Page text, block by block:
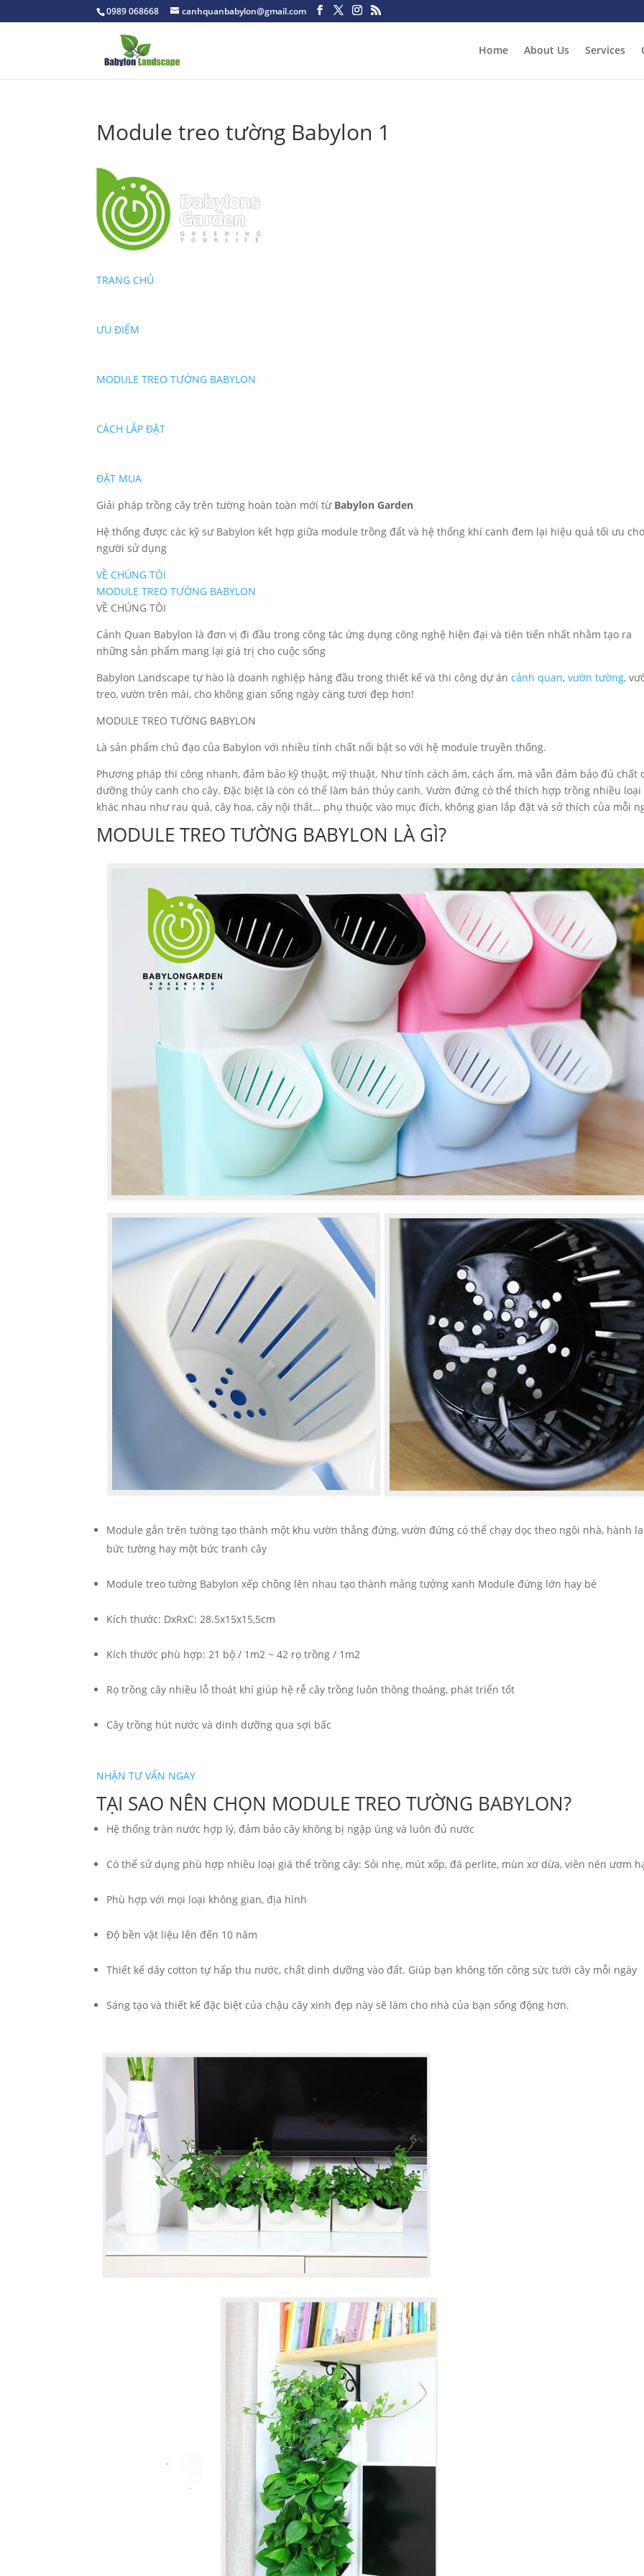
0989 068668 canhquanbabylon@gmail.com
Home About Us Services
Module treo tường Babylon 1
TRANG CHỦ
ƯU ĐIỂM
MODULE TREO TƯỜNG BABYLON
CÁCH LẮP ĐẶT
ĐẶT MUA
Giải pháp trồng cây trên tường hoàn toàn mới từ Babylon Garden
Hệ thống được các kỹ sư Babylon kết hợp giữa module trồng đất và hệ thống khí canh đem lại hiệu quả tối ưu
người sử dụng
VỀ CHÚNG TÔI
MODULE TREO TƯỜNG BABYLON
VỀ CHÚNG TÔI
Cảnh Quan Babylon là đơn vị đi đầu trong công tác ứng dụng công nghệ hiện đại và tiên tiến nhất nhằm tạo ra
những sản phẩm mang lại giá trị cho cuộc sống
Babylon Landscape tự hào là doanh nghiệp hàng đầu trong thiết kế và thi công dự áncảnh quan,vườn tường,
treo, vườn trên mái, cho không gian sống ngày càng tươi đẹp hơn!
MODULE TREO TƯỜNG BABYLON
Là sản phẩm chủ đạo của Babylon với nhiều tính chất nổi bật so với hệ module truyền thống.
Phương pháp thi công nhanh, đảm bảo kỹ thuật, mỹ thuật. Như tính cách âm, cách ẩm, mà vẫn đảm bảo đủ chất
dưỡng thủy canh cho cây. Đặc biệt là còn có thể làm bán thủy canh. Vườn đứng có thể thích hợp trồng nhiều loại
khác nhau như rau quả, cây hoa, cây nội thất… phụ thuộc vào mục đích, không gian lắp đặt và sở thích của mỗi
MODULE TREO TƯỜNG BABYLON LÀ GÌ?
Module gắn trên tường tạo thành một khu vườn thẳng đứng, vườn đứng có thể chạy dọc theo ngôi nhà, hành
bức tường hay một bức tranh cây
Module treo tường Babylon xếp chồng lên nhau tạo thành mảng tưởng xanh Module đứng lớn hay bé
Kích thước: DxRxC: 28.5x15x15,5cm
Kích thước phù hợp: 21 bộ / 1m2 ~ 42 rọ trồng / 1m2
Rọ trồng cây nhiều lỗ thoát khí giúp hệ rễ cây trồng luôn thông thoáng, phát triển tốt
Cây trồng hút nước và dinh dưỡng qua sợi bấc
NHẬN TƯ VẤN NGAY
TẠI SAO NÊN CHỌN MODULE TREO TƯỜNG BABYLON?
Hệ thống tràn nước hợp lý, đảm bảo cây không bị ngập úng và luôn đủ nước
Có thể sử dụng phù hợp nhiều loại giá thể trồng cây: Sỏi nhẹ, mút xốp, đá perlite, mùn xơ dừa, viên nén ươm
Phù hợp với mọi loại không gian, địa hình
Độ bền vật liệu lên đến 10 năm
Thiết kế dây cotton tự hấp thu nước, chất dinh dưỡng vào đất. Giúp bạn không tốn công sức tưới cây mỗi ngày
Sáng tạo và thiết kế đặc biệt của chậu cây xinh đẹp này sẽ làm cho nhà của bạn sống động hơn.